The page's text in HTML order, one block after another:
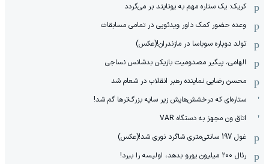
کریک: یک ستاره مهم به یونایتد بر می‌گردد
وعده حضور کمک داور ویدئویی در تمامی مسابقات
تولد دوباره سوباسا در مازندران!(عکس)
الهامی، پیگیر مصدومیت بازیکن بدشانس نساجی
محسن رضایی نماینده رهبر انقلاب در شعام شد
ستاره‌ای که درخشش‌هایش زیر سایه بزرگ‌ترها گم شد!
اتاق ون مجهز به دستگاه VAR
غول 197 سانتی‌متری شاگرد نوری شد!(عکس)
رئال ۲۰۰ میلیون یورو بدهد، اولیسه را ببرد!